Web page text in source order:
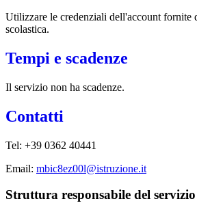
Utilizzare le credenziali dell'account fornite
scolastica.
Tempi e scadenze
Il servizio non ha scadenze.
Contatti
Tel: +39 0362 40441
Email: mbic8ez00l@istruzione.it
Struttura responsabile del servizio